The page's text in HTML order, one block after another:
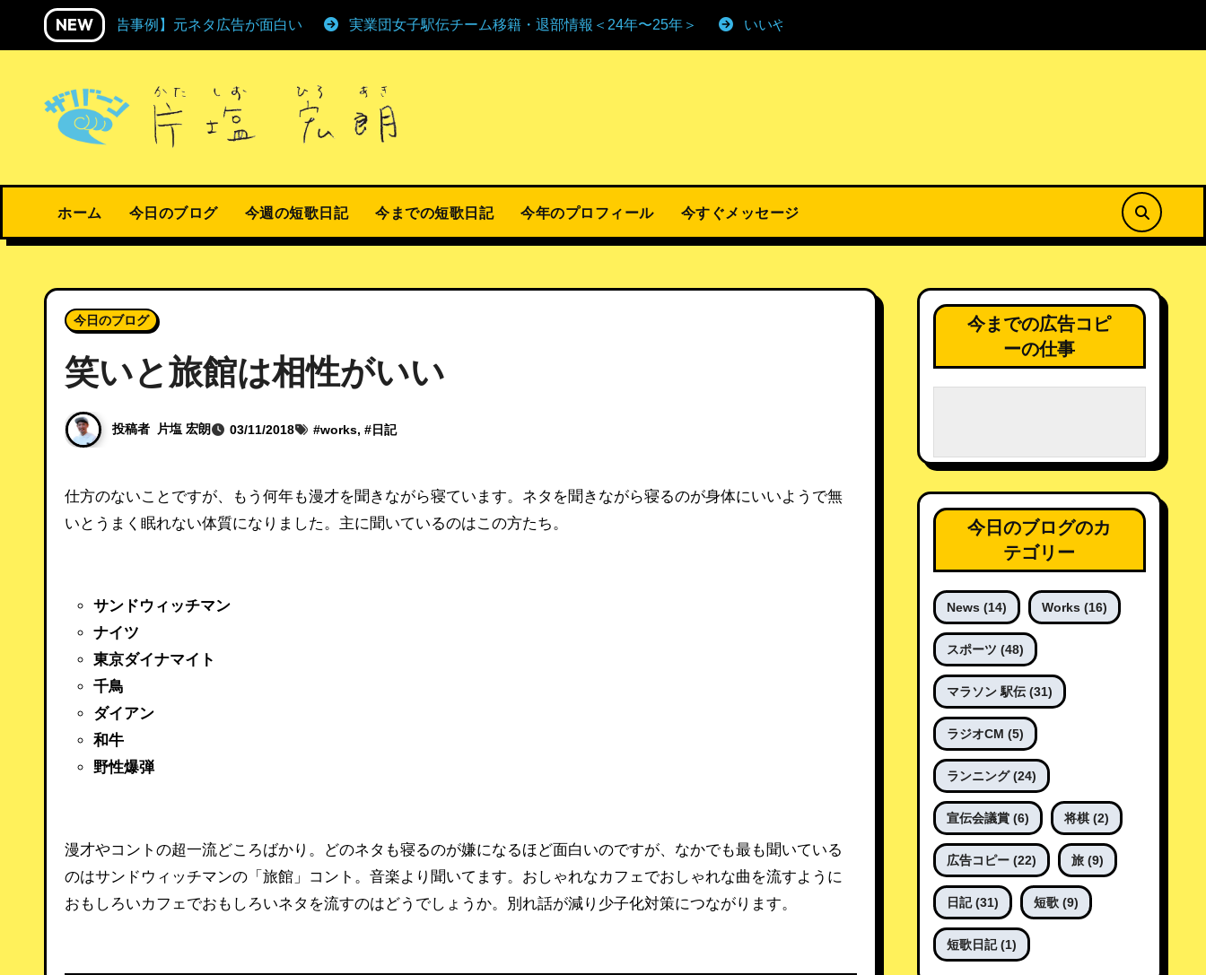
NEW【広告事例】元ネタ広告が面白い 実業団女子駅伝チーム移籍・退部情報＜24年〜25年＞ いいやま菜の花公園で春を満喫
ホーム 今日のブログ 今週の短歌日記 今までの短歌日記 今年のプロフィール 今すぐメッセージ
今日のブログ
笑いと旅館は相性がいい
投稿者 片塩 宏朗 03/11/2018 #works, #日記
仕方のないことですが、もう何年も漫才を聞きながら寝ています。ネタを聞きながら寝るのが身体にいいようで無
いとうまく眠れない体質になりました。主に聞いているのはこの方たち。
サンドウィッチマン
ナイツ
東京ダイナマイト
千鳥
ダイアン
和牛
野性爆弾
漫才やコントの超一流どころばかり。どのネタも寝るのが嫌になるほど面白いのですが、なかでも最も聞いている
のはサンドウィッチマンの「旅館」コント。音楽より聞いてます。おしゃれなカフェでおしゃれな曲を流すように
おもしろいカフェでおもしろいネタを流すのはどうでしょうか。別れ話が減り少子化対策につながります。
今までの広告コピ
ーの仕事
今日のブログのカ
テゴリー
News(14) Works(16)
スポーツ (48)
マラソン 駅伝(31)
ラジオCM (5)
ランニング(24)
宣伝会議賞(6) 将棋(2)
広告コピー(22) 旅(9)
日記(31) 短歌(9)
短歌日記(1)